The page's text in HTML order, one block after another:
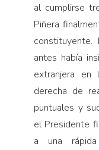
al cumplirse
Piñera
antes había
extranjera en
derecha de
puntuales y
el Presidente
a una